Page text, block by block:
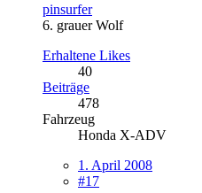
pinsurfer
6. grauer Wolf
Erhaltene Likes
40
Beiträge
478
Fahrzeug
Honda X-ADV
1. April 2008
#17